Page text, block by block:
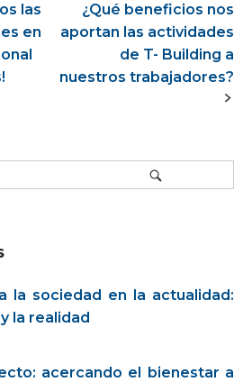
las
en
¿Qué beneficios nos
aportan las actividades
de T- Building a
nuestros trabajadores?
la sociedad en la actualidad:
la realidad
acercando el bienestar a